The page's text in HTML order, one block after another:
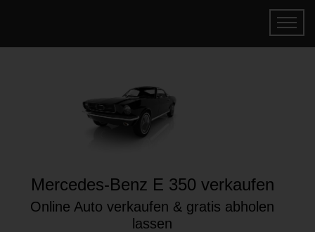
Mercedes-Benz E 350 verkaufen
Online Auto verkaufen & gratis abholen
lassen